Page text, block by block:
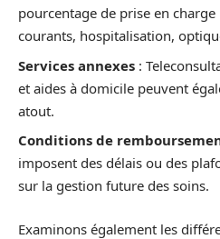
pourcentage de prise en
courants, hospitalisation,
Services annexes :
et aides à domicile peuvent
atout.
Conditions de
imposent des délais ou des
sur la gestion future des soins.
Examinons également les